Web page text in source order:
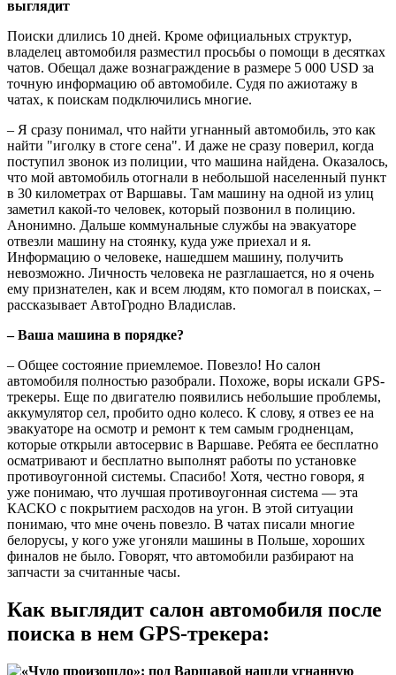
Поиски длились 10 дней. Кроме официальных структур,
владелец автомобиля разместил просьбы о помощи в десятках
чатов. Обещал даже вознаграждение в размере 5 000 USD за
точную информацию об автомобиле. Судя по ажиотажу в
чатах, к поискам подключились многие.
– Я сразу понимал, что найти угнанный автомобиль, это как
найти "иголку в стоге сена". И даже не сразу поверил, когда
поступил звонок из полиции, что машина найдена. Оказалось,
что мой автомобиль отогнали в небольшой населенный пункт
в 30 километрах от Варшавы. Там машину на одной из улиц
заметил какой-то человек, который позвонил в полицию.
Анонимно. Дальше коммунальные службы на эвакуаторе
отвезли машину на стоянку, куда уже приехал и я.
Информацию о человеке, нашедшем машину, получить
невозможно. Личность человека не разглашается, но я очень
ему признателен, как и всем людям, кто помогал в поисках, –
рассказывает АвтоГродно Владислав.
– Ваша машина в порядке?
– Общее состояние приемлемое. Повезло! Но салон
автомобиля полностью разобрали. Похоже, воры искали GPS-
трекеры. Еще по двигателю появились небольшие проблемы,
аккумулятор сел, пробито одно колесо. К слову, я отвез ее на
эвакуаторе на осмотр и ремонт к тем самым гродненцам,
которые открыли автосервис в Варшаве. Ребята ее бесплатно
осматривают и бесплатно выполнят работы по установке
противоугонной системы. Спасибо! Хотя, честно говоря, я
уже понимаю, что лучшая противоугонная система — эта
КАСКО с покрытием расходов на угон. В этой ситуации
понимаю, что мне очень повезло. В чатах писали многие
белорусы, у кого уже угоняли машины в Польше, хороших
финалов не было. Говорят, что автомобили разбирают на
запчасти за считанные часы.
Как выглядит салон автомобиля после
поиска в нем GPS-трекера: